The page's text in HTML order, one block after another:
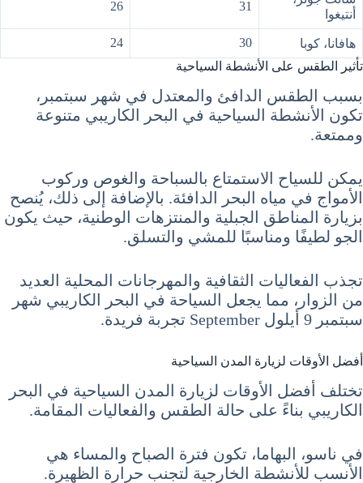
أنتيغوا
31
26
هافانا، كوبا 30
24
تأثير الطقس على الأنشطة السياحية
بسبب الطقس الدافئ والمعتدل في شهر سبتمبر،
تكون الأنشطة السياحية في البحر الكاريبي متنوعة
وممتعة.
يمكن للسياح الاستمتاع بالسباحة والغوص وركوب
الأمواج في مياه البحر الدافئة. بالإضافة إلى ذلك، يُنصح
بزيارة المناطق الجبلية والمنتزهات الوطنية، حيث يكون
الجو لطيفًا ومناسبًا للمشي والتسلق.
تجذب الفعاليات الثقافية والمهرجانات المحلية العديد
من الزوار، مما يجعل السياحة في البحر الكاريبي شهر
سبتمبر 9 أيلول September تجربة فريدة.
أفضل الأوقات لزيارة المدن السياحية
تختلف أفضل الأوقات لزيارة المدن السياحية في البحر
الكاريبي بناءً على حالة الطقس والفعاليات المقامة.
في ناسو، البهاما، تكون فترة الصباح والمساء هي
الأنسب للأنشطة الخارجية لتجنب حرارة الظهيرة.